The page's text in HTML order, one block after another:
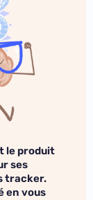
le produit
ses
tracker.
en vous